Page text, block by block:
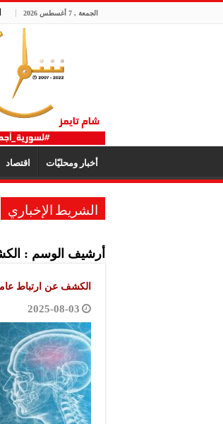
الجمعة , 7 أغسطس 2026
أخبار ومحليّات اقتصاد
الشريط الإخباري
أرشيف الوسم :
الكشف عن ارتباط
2025-08-03